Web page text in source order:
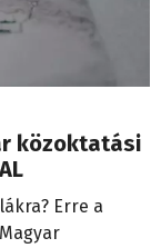
közoktatási
Erre a